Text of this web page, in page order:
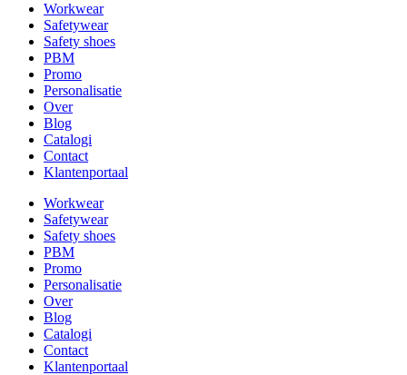
Workwear
Safetywear
Safety shoes
PBM
Promo
Personalisatie
Over
Blog
Catalogi
Contact
Klantenportaal
Workwear
Safetywear
Safety shoes
PBM
Promo
Personalisatie
Over
Blog
Catalogi
Contact
Klantenportaal